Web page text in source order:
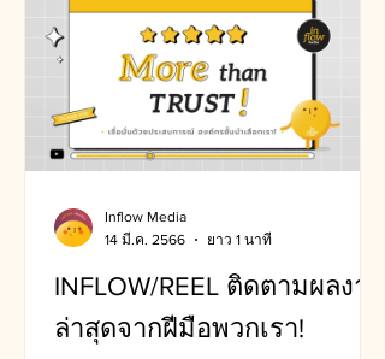
INFLOW/REEL ติดตามผลงาน
ล่าสุดจากฝีมือพวกเรา!
Inflow Media
14 มี.ค. 2566
ยาว 1 นาที